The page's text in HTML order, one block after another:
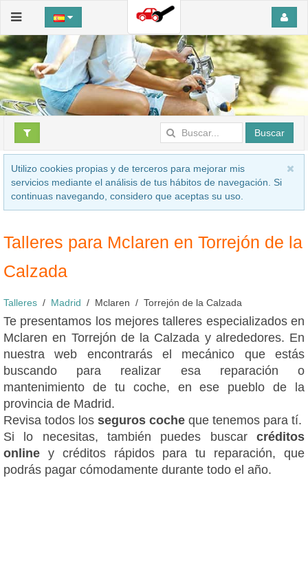
Buscar
Utilizo cookies propias y de terceros para mejorar mis
servicios mediante el análisis de tus hábitos de navegación. Si
continuas navegando, considero que aceptas su uso.
Talleres para Mclaren en Torrejón de la
Calzada
Talleres Madrid Mclaren Torrejón de la Calzada
Te presentamos los mejores talleres especializados en
Mclaren en Torrejón de la Calzada y alrededores. En
nuestra web encontrarás el mecánico que estás
buscando para realizar esa reparación o
mantenimiento de tu coche, en ese pueblo de la
provincia de Madrid.
Revisa todos los seguros coche que tenemos para tí.
Si lo necesitas, también puedes buscar créditos
online y créditos rápidos para tu reparación, que
podrás pagar cómodamente durante todo el año.